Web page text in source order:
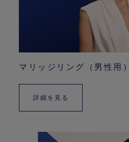
マリッジリング（男性用）
詳細を見る